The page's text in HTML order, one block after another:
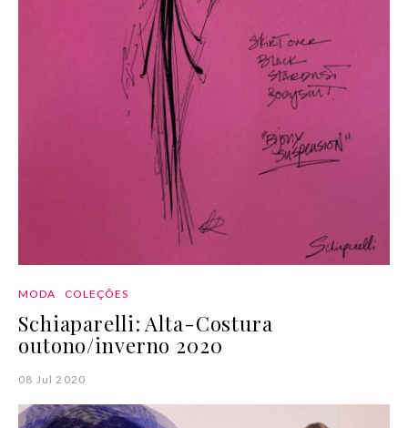
MODA COLEÇÕES
Schiaparelli: Alta-Costura
outono/inverno 2020
08 Jul 2020